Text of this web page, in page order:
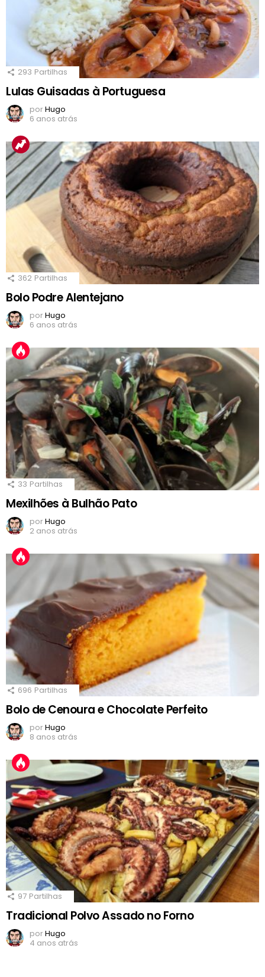
293 Partilhas
Lulas Guisadas à Portuguesa
porHugo
6 anos atrás
362 Partilhas
Bolo Podre Alentejano
porHugo
6 anos atrás
33 Partilhas
Mexilhões à Bulhão Pato
porHugo
2 anos atrás
696 Partilhas
Bolo de Cenoura e Chocolate Perfeito
porHugo
8 anos atrás
97 Partilhas
Tradicional Polvo Assado no Forno
porHugo
4 anos atrás